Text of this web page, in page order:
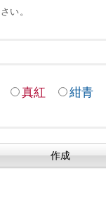
い。
真紅 紺青